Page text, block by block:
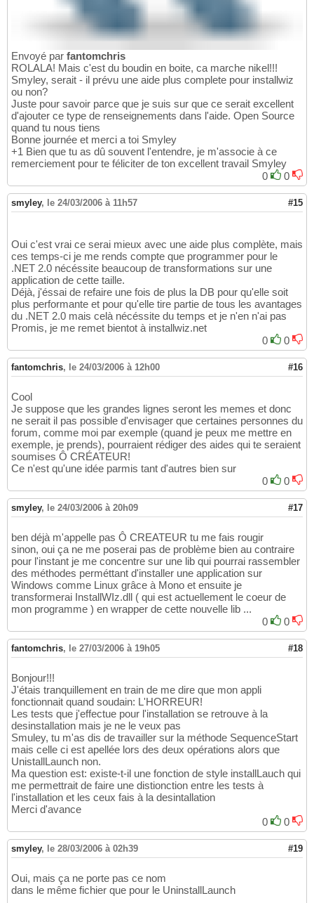
Envoyé par fantomchris
ROLALA! Mais c'est du boudin en boite, ca marche nikel!!!
Smyley, serait - il prévu une aide plus complete pour installwiz
ou non?
Juste pour savoir parce que je suis sur que ce serait excellent
d'ajouter ce type de renseignements dans l'aide. Open Source
quand tu nous tiens
Bonne journée et merci a toi Smyley
+1 Bien que tu as dû souvent l'entendre, je m'associe à ce
remerciement pour te féliciter de ton excellent travail Smyley
0
0
smyley, le 24/03/2006 à 11h57 #15
Oui c'est vrai ce serai mieux avec une aide plus complète, mais
ces temps-ci je me rends compte que programmer pour le
.NET 2.0 nécéssite beaucoup de transformations sur une
application de cette taille.
Déjà, j'éssai de refaire une fois de plus la DB pour qu'elle soit
plus performante et pour qu'elle tire partie de tous les avantages
du .NET 2.0 mais celà nécéssite du temps et je n'en n'ai pas
Promis, je me remet bientot à installwiz.net
0
0
fantomchris, le 24/03/2006 à 12h00 #16
Cool
Je suppose que les grandes lignes seront les memes et donc
ne serait il pas possible d'envisager que certaines personnes du
forum, comme moi par exemple (quand je peux me mettre en
exemple, je prends), pourraient rédiger des aides qui te seraient
soumises Ô CRÉATEUR!
Ce n'est qu'une idée parmis tant d'autres bien sur
0
0
smyley, le 24/03/2006 à 20h09 #17
ben déjà m'appelle pas Ô CREATEUR tu me fais rougir
sinon, oui ça ne me poserai pas de problème bien au contraire
pour l'instant je me concentre sur une lib qui pourrai rassembler
des méthodes perméttant d'installer une application sur
Windows comme Linux grâce à Mono et ensuite je
transformerai InstallWIz.dll ( qui est actuellement le coeur de
mon programme ) en wrapper de cette nouvelle lib ...
0
0
fantomchris, le 27/03/2006 à 19h05 #18
Bonjour!!!
J'étais tranquillement en train de me dire que mon appli
fonctionnait quand soudain: L'HORREUR!
Les tests que j'effectue pour l'installation se retrouve à la
desinstallation mais je ne le veux pas
Smuley, tu m'as dis de travailler sur la méthode SequenceStart
mais celle ci est apellée lors des deux opérations alors que
UnistallLaunch non.
Ma question est: existe-t-il une fonction de style installLauch qui
me permettrait de faire une distionction entre les tests à
l'installation et les ceux fais à la desintallation
Merci d'avance
0
0
smyley, le 28/03/2006 à 02h39 #19
Oui, mais ça ne porte pas ce nom
dans le même fichier que pour le UninstallLaunch